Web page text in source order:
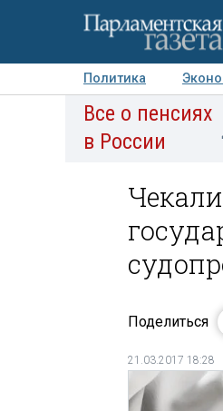
Политика
Авторы Персоны
Все о пенсиях
в России
Поделиться
21.03.2017 18:28